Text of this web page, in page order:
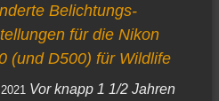
Belichtungs-
für die Nikon
(und D500) für Wildlife
Vor knapp 1 1/2 Jahren